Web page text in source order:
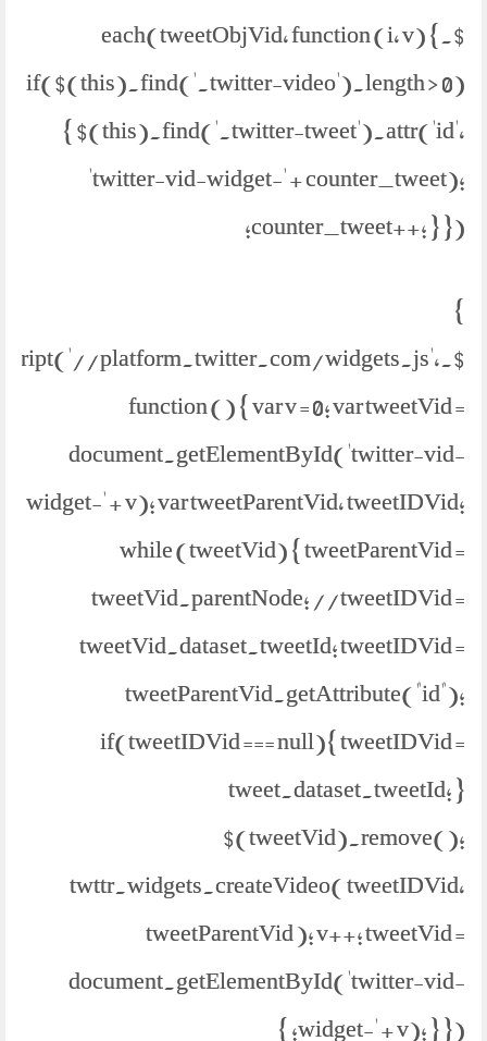
$.each(tweetObjVid, function (i, v) {
if($(this).find('.twitter-video').length > 0)
{ $(this).find('.twitter-tweet').attr('id',
'twitter-vid-widget-' + counter_tweet);
counter_tweet++; } });
}
platform.twitter.com/widgets.js',
function () { var v = 0; var tweetVid =
document.getElementById('twitter-vid-
widget-' + v); var tweetParentVid, tweetIDVid;
while (tweetVid) { tweetParentVid =
tweetVid.parentNode; //tweetIDVid =
tweetVid.dataset.tweetId; tweetIDVid =
tweetParentVid.getAttribute("id");
if(tweetIDVid === null){ tweetIDVid =
tweet.dataset.tweetId; }
$(tweetVid).remove();
twttr.widgets.createVideo( tweetIDVid,
tweetParentVid ); v++; tweetVid =
document.getElementById('twitter-vid-
widget-' + v); } }); }